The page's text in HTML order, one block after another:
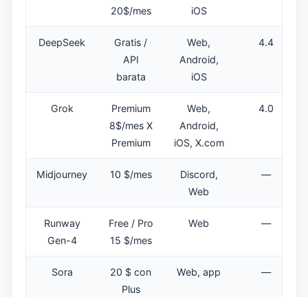
20$/mes iOS
DeepSeek
Gratis /
API
barata
Web,
Android,
iOS
4.4
Grok
Premium
8$/mes X
Premium
Web,
Android,
iOS, X.com
4.0
Midjourney 10 $/mes
Discord,
Web
—
Runway
Gen-4
Free / Pro
15 $/mes
Web —
Sora
20 $ con
Plus
Web, app —